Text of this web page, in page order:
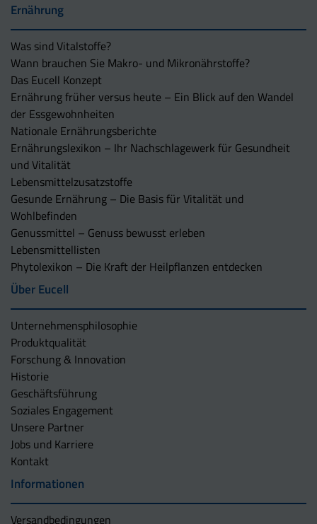
Ernährung
Was sind Vitalstoffe?
Wann brauchen Sie Makro- und Mikronährstoffe?
Das Eucell Konzept
Ernährung früher versus heute – Ein Blick auf den Wandel
der Essgewohnheiten
Nationale Ernährungsberichte
Ernährungslexikon – Ihr Nachschlagewerk für Gesundheit
und Vitalität
Lebensmittelzusatzstoffe
Gesunde Ernährung – Die Basis für Vitalität und
Wohlbefinden
Genussmittel – Genuss bewusst erleben
Lebensmittellisten
Phytolexikon – Die Kraft der Heilpflanzen entdecken
Über Eucell
Unternehmens­philosophie
Produktqualität
Forschung & Innovation
Historie
Geschäftsführung
Soziales Engagement
Unsere Partner
Jobs und Karriere
Kontakt
Informationen
Versandbedingungen